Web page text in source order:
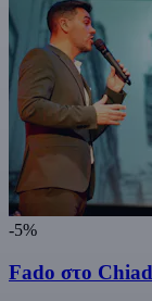
-5%
Fado στο